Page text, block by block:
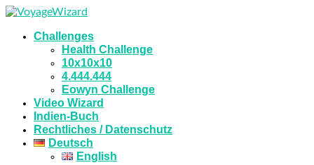
Challenges
Health Challenge
10x10x10
4.444.444
Eowyn Challenge
Video Wizard
Indien-Buch
Rechtliches / Datenschutz
Deutsch
English